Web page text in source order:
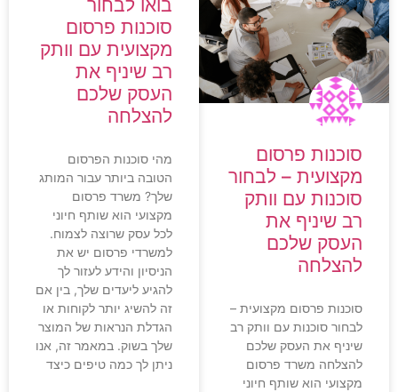
סוכנות פרסום
מקצועית – לבחור
סוכנות עם וותק
רב שיניף את
העסק שלכם
להצלחה
סוכנות פרסום מקצועית –
לבחור סוכנות עם וותק רב
שיניף את העסק שלכם
להצלחה משרד פרסום
מקצועי הוא שותף חיוני
בואו לבחור
סוכנות פרסום
מקצועית עם וותק
רב שיניף את
העסק שלכם
להצלחה
מהי סוכנות הפרסום
הטובה ביותר עבור המותג
שלך? משרד פרסום
מקצועי הוא שותף חיוני
לכל עסק שרוצה לצמוח.
למשרדי פרסום יש את
הניסיון והידע לעזור לך
להגיע ליעדים שלך, בין אם
זה להשיג יותר לקוחות או
הגדלת הנראות של המוצר
שלך בשוק. במאמר זה, אנו
ניתן לך כמה טיפים כיצד